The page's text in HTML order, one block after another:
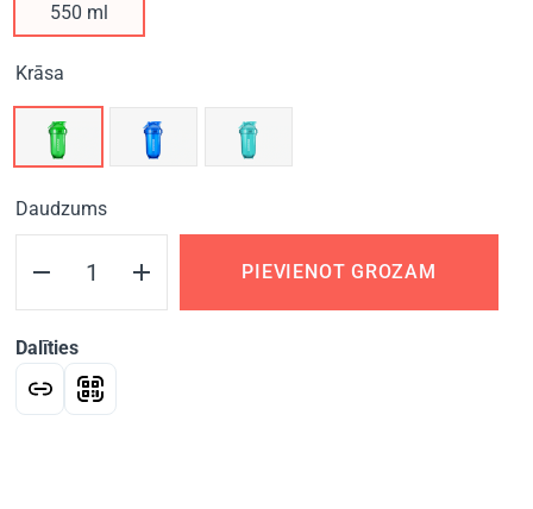
550 ml
Krāsa
Daudzums
PIEVIENOT GROZAM
Dalīties